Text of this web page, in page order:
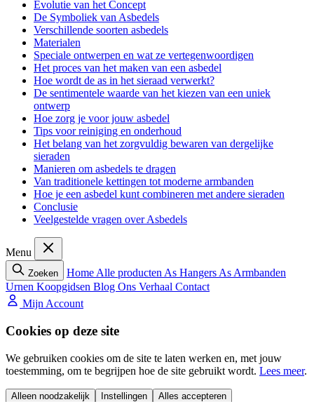
Evolutie van het Concept
De Symboliek van Asbedels
Verschillende soorten asbedels
Materialen
Speciale ontwerpen en wat ze vertegenwoordigen
Het proces van het maken van een asbedel
Hoe wordt de as in het sieraad verwerkt?
De sentimentele waarde van het kiezen van een uniek
ontwerp
Hoe zorg je voor jouw asbedel
Tips voor reiniging en onderhoud
Het belang van het zorgvuldig bewaren van dergelijke
sieraden
Manieren om asbedels te dragen
Van traditionele kettingen tot moderne armbanden
Hoe je een asbedel kunt combineren met andere sieraden
Conclusie
Veelgestelde vragen over Asbedels
Menu
Zoeken Home Alle producten As Hangers As Armbanden
Urnen Koopgidsen Blog Ons Verhaal Contact
Mijn Account
Cookies op deze site
We gebruiken cookies om de site te laten werken en, met jouw
toestemming, om te begrijpen hoe de site gebruikt wordt. Lees meer.
Alleen noodzakelijk Instellingen Alles accepteren